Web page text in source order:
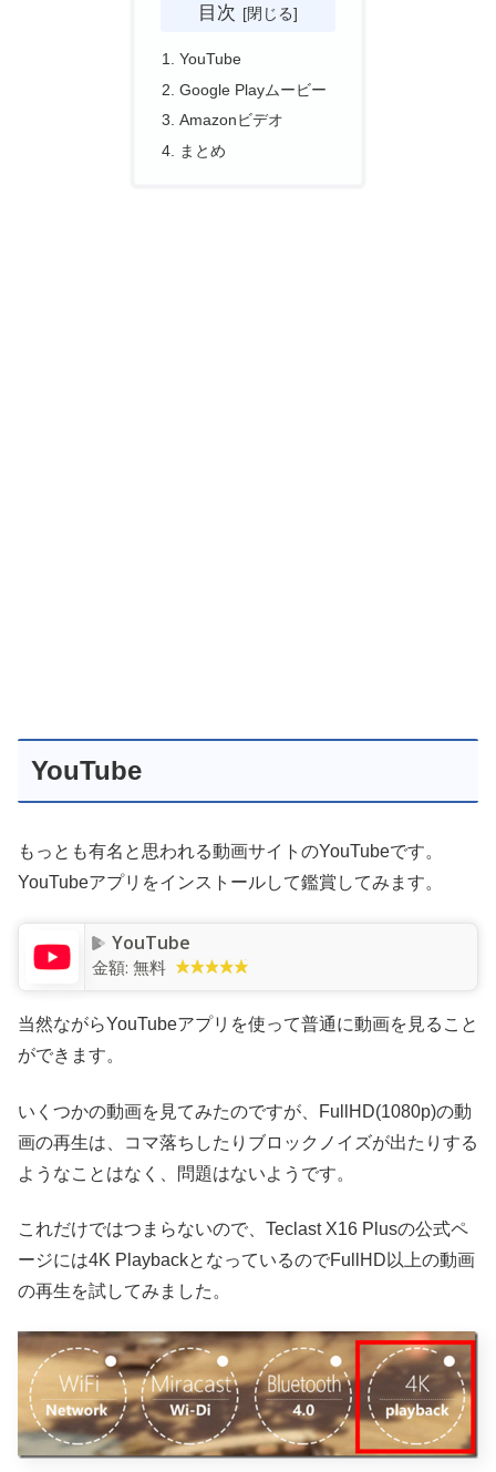
目次
YouTube
Google Playムービー
Amazonビデオ
まとめ
YouTube
もっとも有名と思われる動画サイトのYouTubeです。
YouTubeアプリをインストールして鑑賞してみます。
YouTube
金額: 無料
当然ながらYouTubeアプリを使って普通に動画を見ること
ができます。
いくつかの動画を見てみたのですが、FullHD(1080p)の動
画の再生は、コマ落ちしたりブロックノイズが出たりする
ようなことはなく、問題はないようです。
これだけではつまらないので、Teclast X16 Plusの公式ペ
ージには4K PlaybackとなっているのでFullHD以上の動画
の再生を試してみました。